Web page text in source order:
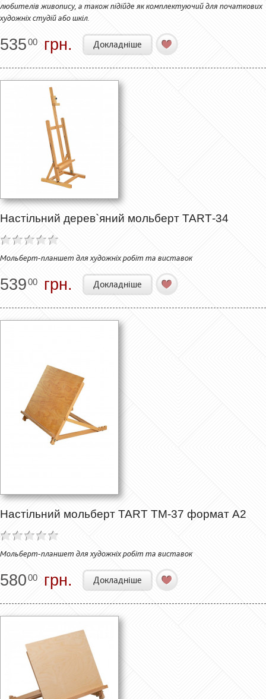
любителів живопису, а також підійде як комплектуючий для початкових
художніх студій або шкіл.
53500 грн. Докладніше
Настільний дерев`яний мольберт ТАRТ-34
Мольберт-планшет для художніх робіт та виставок
53900 грн. Докладніше
Настільний мольберт TART ТМ-37 формат А2
Мольберт-планшет для художніх робіт та виставок
58000 грн. Докладніше